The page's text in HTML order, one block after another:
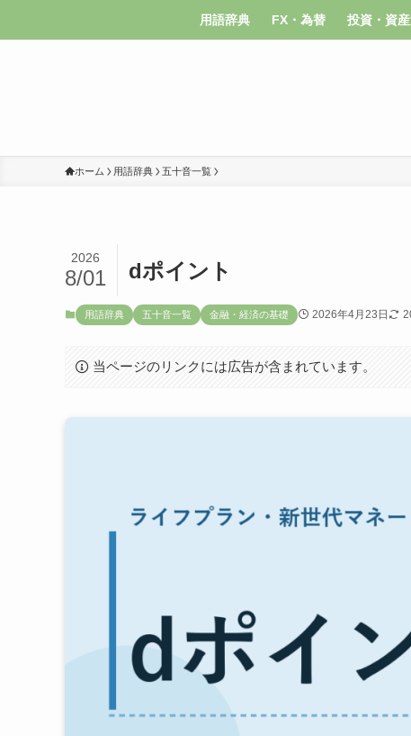
用語辞典 FX・為替 投資・資
ホーム 用語辞典 五十音一覧
dポイント
2026
8/01
用語辞典 五十音一覧 金融・経済の基礎 2026年4月23日
当ページのリンクには広告が含まれています。